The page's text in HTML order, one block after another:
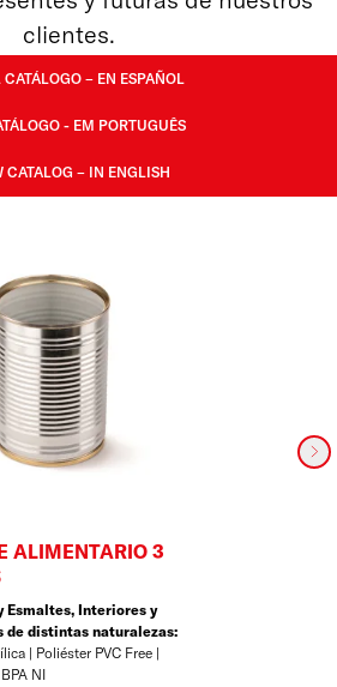
clientes.
CATÁLOGO – EN ESPAÑOL
- EM PORTUGUÊS
CATALOG – IN ENGLISH
ALIMENTARIO 3
Esmaltes, Interiores y
de distintas naturalezas:
| Poliéster PVC Free |
NI